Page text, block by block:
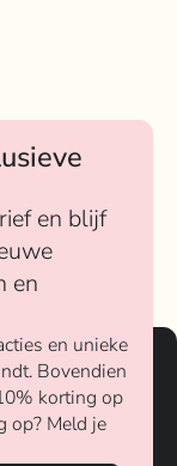
en blijf
en
en unieke
Bovendien
korting op
op? Meld je